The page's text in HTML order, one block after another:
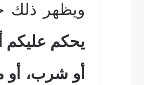
ويظهر ذلك
يحكم عليكم
أو شرب،